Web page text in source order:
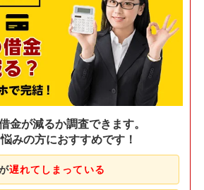
金が減るか調査できます。
みの方におすすめです！
遅れてしまっている